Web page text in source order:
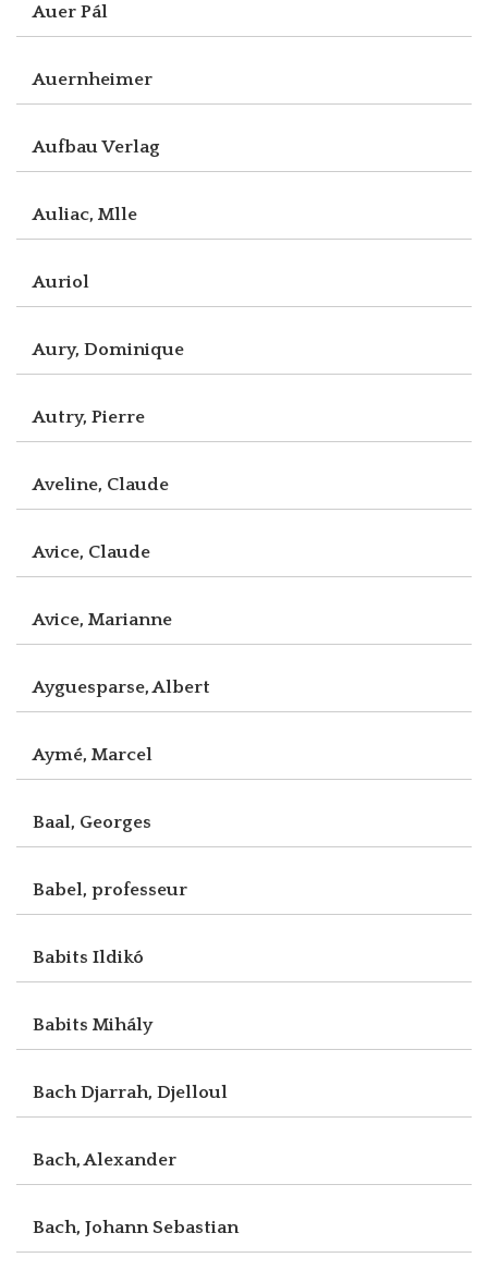
Auer Pál
Auernheimer
Aufbau Verlag
Auliac, Mlle
Auriol
Aury, Dominique
Autry, Pierre
Aveline, Claude
Avice, Claude
Avice, Marianne
Ayguesparse, Albert
Aymé, Marcel
Baal, Georges
Babel, professeur
Babits Ildikó
Babits Mihály
Bach Djarrah, Djelloul
Bach, Alexander
Bach, Johann Sebastian